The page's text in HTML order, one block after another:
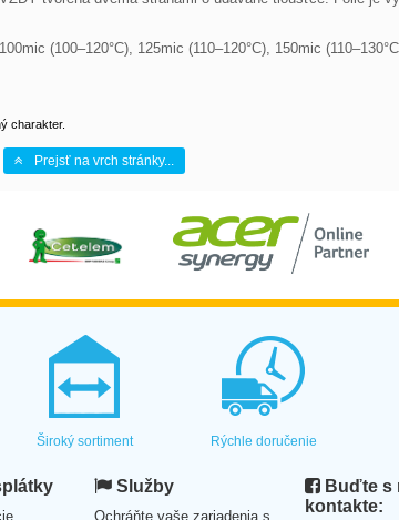
(100–120°C), 125mic (110–120°C), 150mic
charakter.
Prejsť na vrch stránky...
Široký sortiment Rýchle doručenie
Služby
Ochráňte vaše zariadenia s
Buďte s
kontakte: